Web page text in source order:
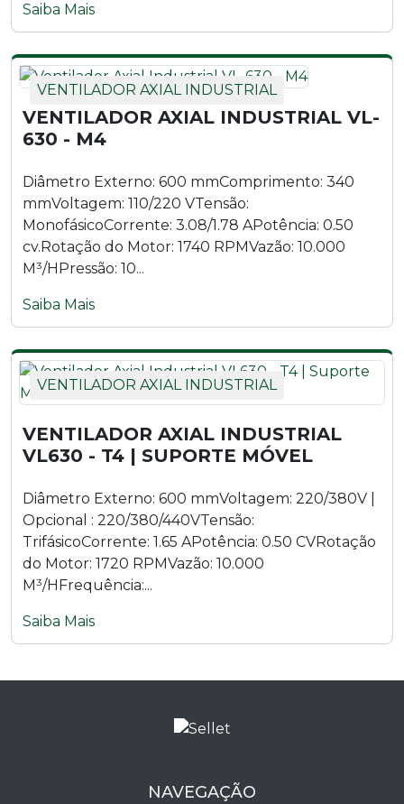
Saiba Mais
VENTILADOR AXIAL INDUSTRIAL
VENTILADOR AXIAL INDUSTRIAL VL-
630 - M4
Diâmetro Externo: 600 mmComprimento: 340
mmVoltagem: 110/220 VTensão:
MonofásicoCorrente: 3.08/1.78 APotência: 0.50
cv.Rotação do Motor: 1740 RPMVazão: 10.000
M³/HPressão: 10...
Saiba Mais
VENTILADOR AXIAL INDUSTRIAL
VENTILADOR AXIAL INDUSTRIAL
VL630 - T4 | SUPORTE MÓVEL
Diâmetro Externo: 600 mmVoltagem: 220/380V |
Opcional : 220/380/440VTensão:
TrifásicoCorrente: 1.65 APotência: 0.50 CVRotação
do Motor: 1720 RPMVazão: 10.000
M³/HFrequência:...
Saiba Mais
NAVEGAÇÃO